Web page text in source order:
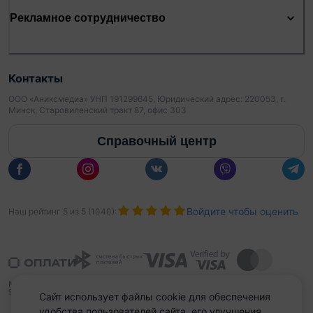
Рекламное сотрудничество
Контакты
ООО «Аниксмедиа» УНП 191299645, Юридический адрес: 220053, г.
Минск, Старовиленский тракт 87, офис 303
Справочный центр
Наш рейтинг 5 из 5 1040): Войдите чтобы оценить
Сайт использует файлы cookie для обеспечения